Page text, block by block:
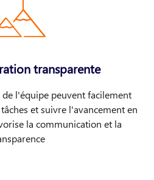
transparente
de l'équipe peuvent facilement
et suivre l'avancement en
la communication et la